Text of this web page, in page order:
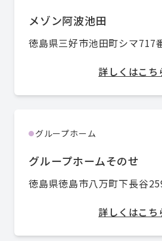
メゾン阿波池田
徳島県三好市池田町シマ717
詳しくはこち
● グループホーム
グループホームそのせ
徳島県徳島市八万町下長谷
詳しくはこち